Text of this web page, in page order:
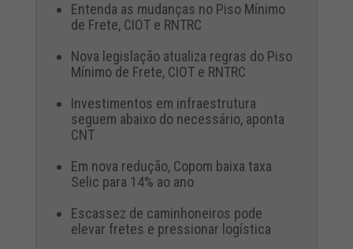
Entenda as mudanças no Piso Mínimo
de Frete, CIOT e RNTRC
Nova legislação atualiza regras do Piso
Mínimo de Frete, CIOT e RNTRC
Investimentos em infraestrutura
seguem abaixo do necessário, aponta
CNT
Em nova redução, Copom baixa taxa
Selic para 14% ao ano
Escassez de caminhoneiros pode
elevar fretes e pressionar logística